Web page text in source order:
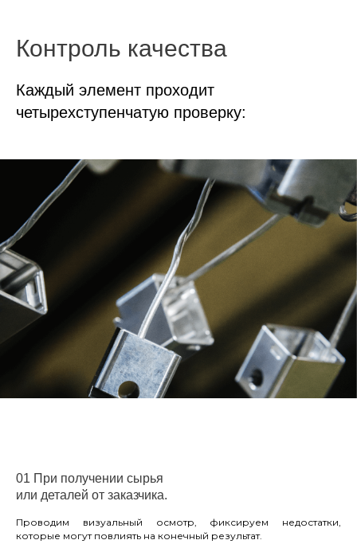
Контроль качества
Каждый элемент проходит
четырехступенчатую проверку:
01 При получении сырья
или деталей от заказчика.
Проводим визуальный осмотр, фиксируем недостатки,
которые могут повлиять на конечный результат.